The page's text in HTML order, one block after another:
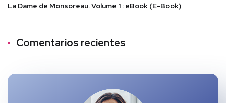
La Dame de Monsoreau. Volume 1 : eBook (E-Book)
Comentarios recientes